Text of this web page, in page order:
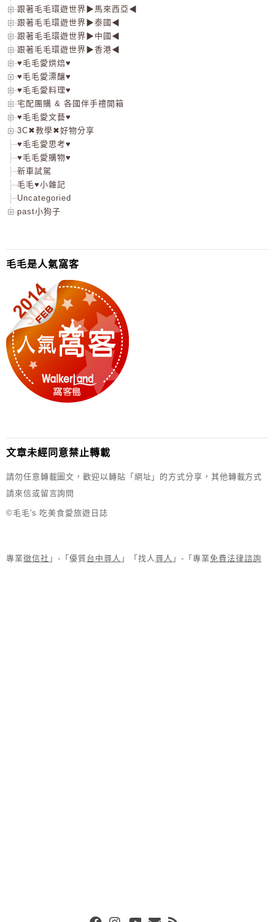
跟著毛毛環遊世界▶馬來西亞◀
跟著毛毛環遊世界▶泰國◀
跟著毛毛環遊世界▶中國◀
跟著毛毛環遊世界▶香港◀
♥毛毛愛烘焙♥
♥毛毛愛漂釀♥
♥毛毛愛料理♥
宅配團購 & 各國伴手禮開箱
♥毛毛愛文藝♥
3C✖教學✖好物分享
♥毛毛愛思考♥
♥毛毛愛購物♥
新車試駕
毛毛♥小雜記
Uncategoried
past小狗子
毛毛是人氣窩客
文章未經同意禁止轉載
請勿任意轉載圖文，歡迎以轉貼「網址」的方式分享，其他轉載方式
請來信或留言詢問
©毛毛's 吃美食愛旅遊日誌
專業徵信社 」-「優質台中尋人 」「找人尋人 」-「專業免費法律諮詢